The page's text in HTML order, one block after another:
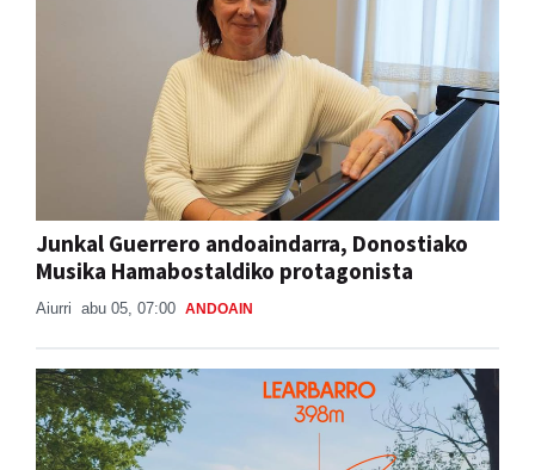
Junkal Guerrero andoaindarra, Donostiako
Musika Hamabostaldiko protagonista
Aiurri abu 05, 07:00 ANDOAIN